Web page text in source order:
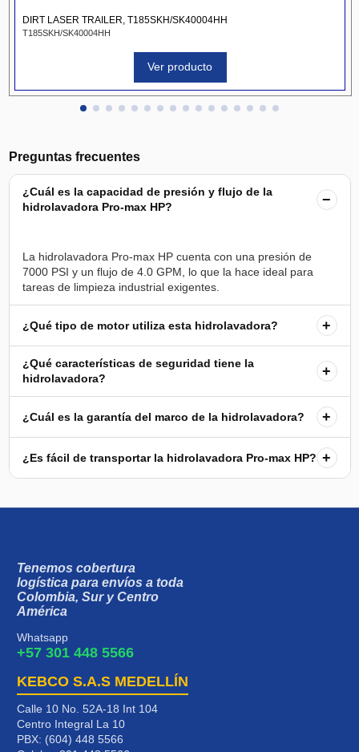
DIRT LASER TRAILER, T185SKH/SK40004HH
T185SKH/SK40004HH
Ver producto
Preguntas frecuentes
¿Cuál es la capacidad de presión y flujo de la
hidrolavadora Pro-max HP?
−
La hidrolavadora Pro-max HP cuenta con una presión de
7000 PSI y un flujo de 4.0 GPM, lo que la hace ideal para
¿Qué tipo de motor utiliza esta hidrolavadora? +
¿Qué características de seguridad tiene la
hidrolavadora?
+
¿Cuál es la garantía del marco de la hidrolavadora? +
¿Es fácil de transportar la hidrolavadora Pro-max HP? +
Tenemos cobertura
logística para envíos a toda
Colombia, Sur y Centro
América
Whatsapp
+57 301 448 5566
KEBCO S.A.S MEDELLÍN
Calle 10 No. 52A-18 Int 104
Centro Integral La 10
PBX: (604) 448 5566